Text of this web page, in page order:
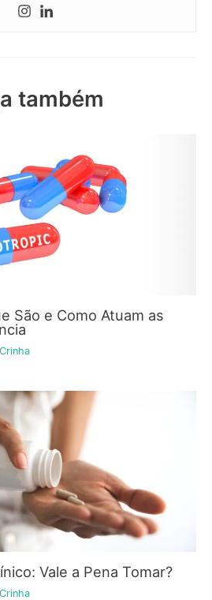
também
São e Como Atuam as
Vale a Pena Tomar?